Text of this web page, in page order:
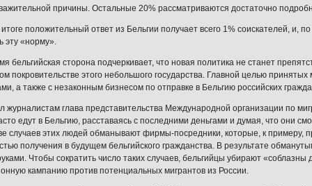
причины. Остальные 20% рассматриваются достаточно
положительный ответ из Бельгии получает всего 1% соискателей, и,
эту «норму».
бельгийская сторона подчеркивает, что новая политика не станет
покровительстве этого небольшого государства. Главной целью
а также с незаконным бизнесом по отправке в Бельгию российских
журналистам глава представительства Международной организации по
едут в Бельгию, расставаясь с последними деньгами и думая, что они
случаев этих людей обманывают фирмы-посредники, которые, к примеру,
получения в будущем бельгийского гражданства. В результате
Чтобы сократить число таких случаев, бельгийцы убирают «соблазны
кампанию против потенциальных мигрантов из России.